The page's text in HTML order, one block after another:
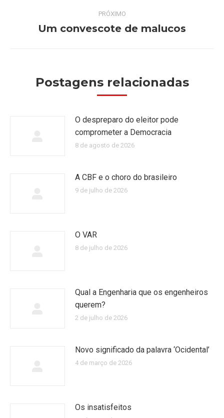
PRÓXIMO
Próximo
Um convescote de malucos
Postagens relacionadas
O despreparo do eleitor pode
comprometer a Democracia
8 de agosto de 2026
A CBF e o choro do brasileiro
9 de julho de 2026
O VAR
8 de julho de 2026
Qual a Engenharia que os engenheiros
querem?
2 de julho de 2026
Novo significado da palavra ‘Ocidental’
4 de março de 2026
Os insatisfeitos